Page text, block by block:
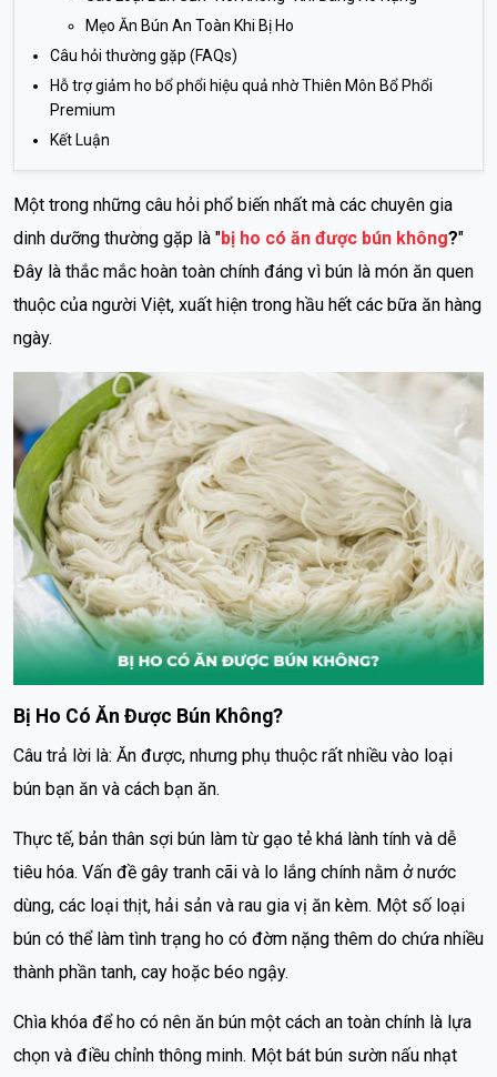
Mẹo Ăn Bún An Toàn Khi Bị Ho
Câu hỏi thường gặp (FAQs)
Hỗ trợ giảm ho bổ phổi hiệu quả nhờ Thiên Môn Bổ Phổi
Premium
Kết Luận
Một trong những câu hỏi phổ biến nhất mà các chuyên gia
dinh dưỡng thường gặp là "bị ho có ăn được bún không?"
Đây là thắc mắc hoàn toàn chính đáng vì bún là món ăn quen
thuộc của người Việt, xuất hiện trong hầu hết các bữa ăn hàng
ngày.
Bị Ho Có Ăn Được Bún Không?
Câu trả lời là: Ăn được, nhưng phụ thuộc rất nhiều vào loại
bún bạn ăn và cách bạn ăn.
Thực tế, bản thân sợi bún làm từ gạo tẻ khá lành tính và dễ
tiêu hóa. Vấn đề gây tranh cãi và lo lắng chính nằm ở nước
dùng, các loại thịt, hải sản và rau gia vị ăn kèm. Một số loại
bún có thể làm tình trạng ho có đờm nặng thêm do chứa nhiều
thành phần tanh, cay hoặc béo ngậy.
Chìa khóa để ho có nên ăn bún một cách an toàn chính là lựa
chọn và điều chỉnh thông minh. Một bát bún sườn nấu nhạt